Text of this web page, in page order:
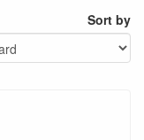
Sort by